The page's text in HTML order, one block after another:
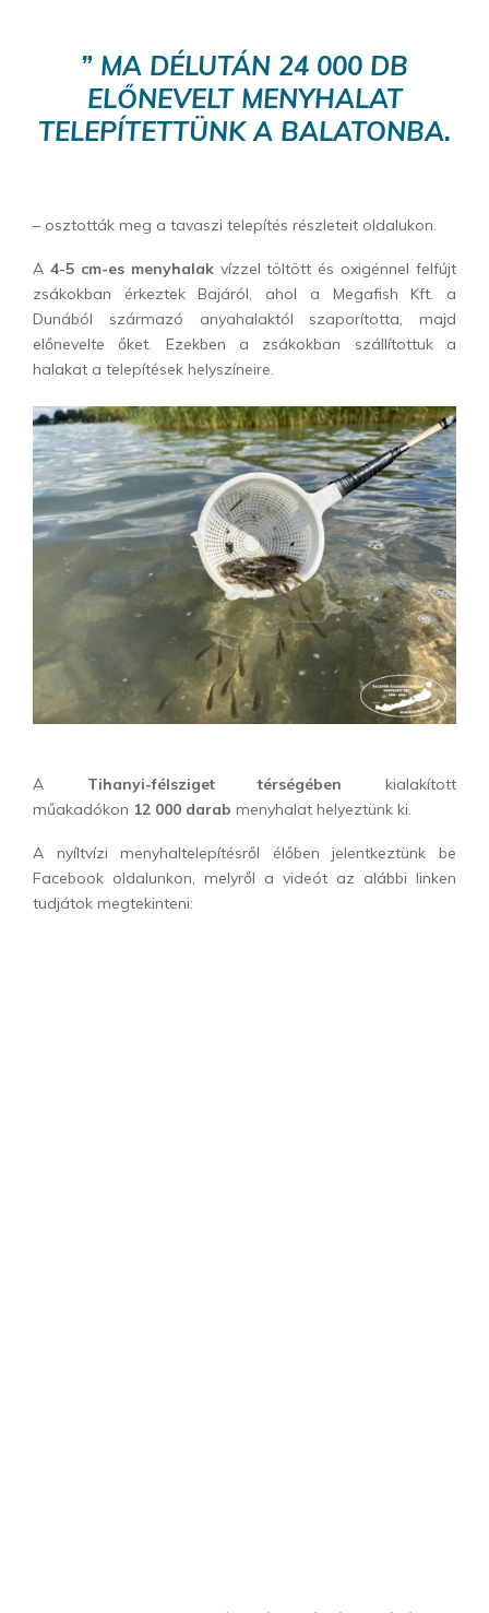
” MA DÉLUTÁN 24 000 DB
ELŐNEVELT MENYHALAT
TELEPÍTETTÜNK A BALATONBA.
– osztották meg a tavaszi telepítés részleteit oldalukon.
A 4-5 cm-es menyhalakvízzel töltött és oxigénnel felfújt
zsákokban érkeztek Bajáról, ahol a Megafish Kft. a
Dunából származó anyahalaktól szaporította, majd
előnevelte őket. Ezekben a zsákokban szállítottuk a
halakat a telepítések helyszíneire.
A Tihanyi-félsziget térségében kialakított
műakadókon 12 000 darab menyhalat helyeztünk ki.
A nyíltvízi menyhaltelepítésről élőben jelentkeztünk be
Facebook oldalunkon, melyről a videót az alábbi linken
tudjátok megtekinteni: